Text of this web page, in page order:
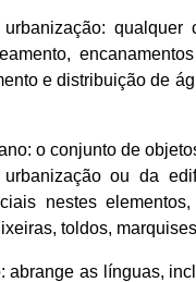
qualquer
e distribuição de
o conjunto de
ou da
nestes
toldos,
abrange as línguas,